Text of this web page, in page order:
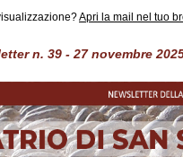
Apri la mail nel tuo
n. 39 - 27 novembre